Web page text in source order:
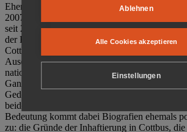
Ehemalige politische Häftlinge der DDR
2007 den Verein Menschenrechtszentrum
seit 2011 Eigentümer des ehemaligen
der Bautzener Straße und Träger der
Cottbus ist. Im Zentrum der Arbeit der
Auseinandersetzung mit politischem Unrecht
nationalsozialistischen Terrorherrschaft und
Ganzjährig zeigen mehrere Dauer- und
Gedenkstätte Zuchthaus Cottbus Beispiele
beiden deutschen Diktaturen des 20.
Bedeutung kommt dabei Biografien ehemals
zu: die Gründe der Inhaftierung in Cottbus, die
Ablehnen
Alle Cookies akzeptieren
Einstellungen